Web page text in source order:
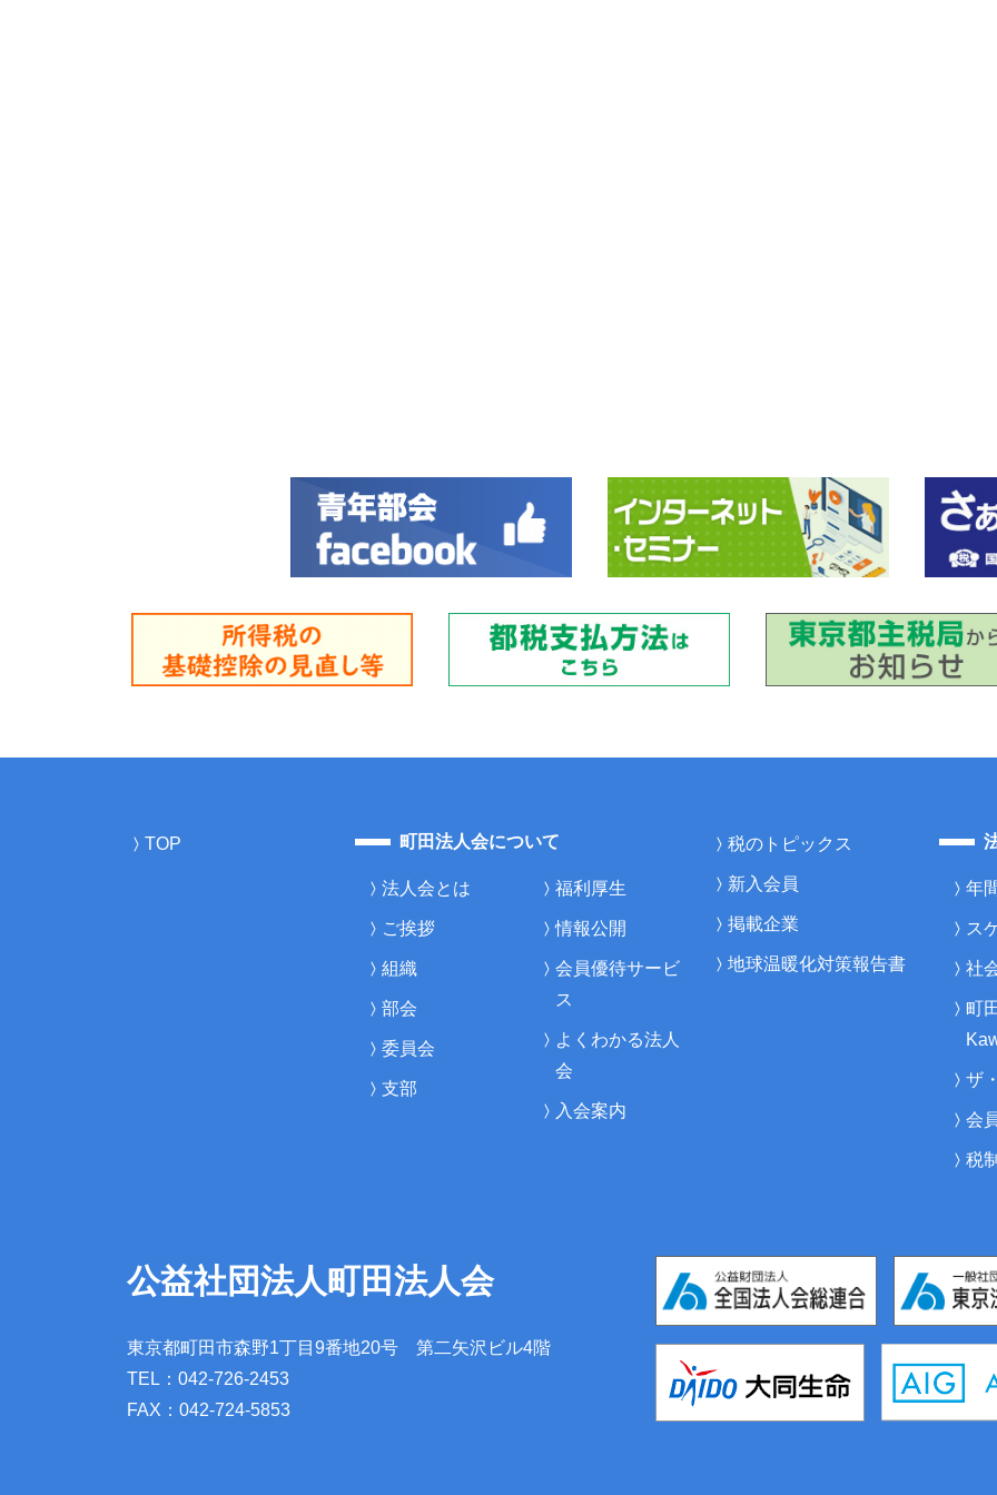
TOP 町田法人会について
法人会とは
ご挨拶
組織
部会
委員会
支部
福利厚生
情報公開
会員優待サービ
ス
よくわかる法人
会
入会案内
税のトピックス
新入会員
掲載企業
地球温暖化対策報告書
年
ス
社
町
ザ
会
税
公益社団法人町田法人会
東京都町田市森野1丁目9番地20号 第二矢沢ビル4階
TEL：042-726-2453
FAX：042-724-5853